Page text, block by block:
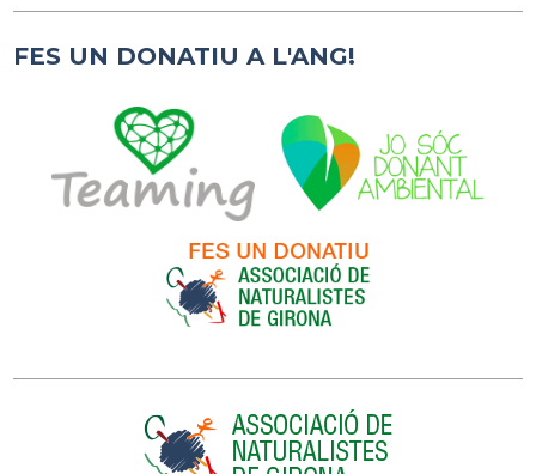
FES UN DONATIU A L'ANG!